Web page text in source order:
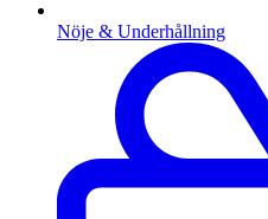
Nöje & Underhållning